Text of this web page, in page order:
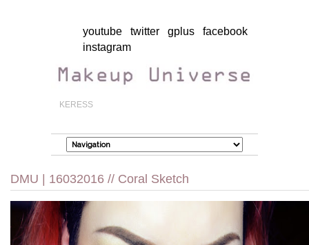
youtube twitter gplus
facebook
instagram
DMU | 16032016 // Coral Sketch